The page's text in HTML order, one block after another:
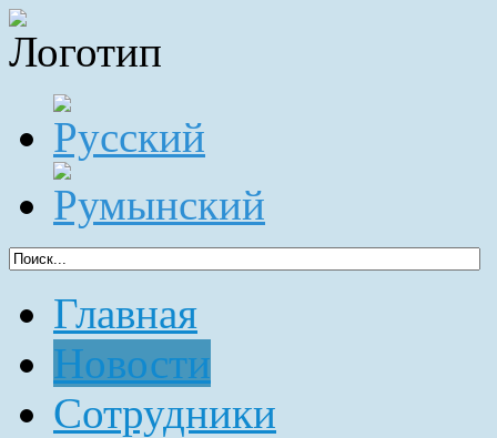
Главная
Новости
Сотрудники